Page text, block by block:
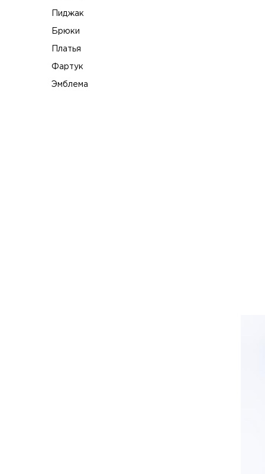
Пиджак
Брюки
Платья
Фартук
Эмблема